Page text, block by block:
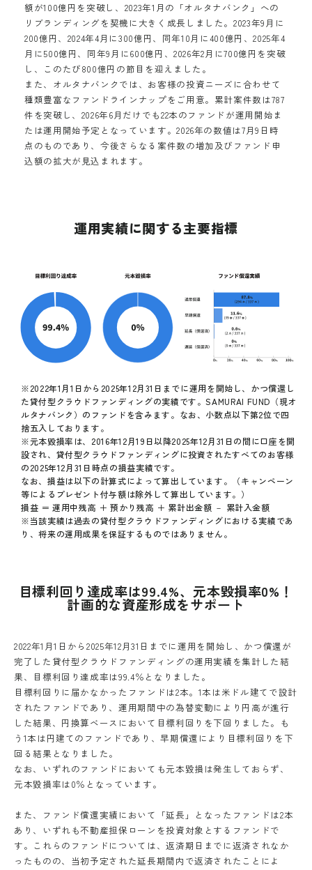
額が100億円を突破し、2023年1月の「オルタナバンク」への
リブランディングを契機に大きく成長しました。2023年9月に
200億円、2024年4月に300億円、同年10月に400億円、2025年4
月に500億円、同年9月に600億円、2026年2月に700億円を突破
し、このたび800億円の節目を迎えました。
また、オルタナバンクでは、お客様の投資ニーズに合わせて
種類豊富なファンドラインナップをご用意。累計案件数は787
件を突破し、2026年6月だけでも22本のファンドが運用開始ま
たは運用開始予定となっています。2026年の数値は7月9日時
点のものであり、今後さらなる案件数の増加及びファンド申
込額の拡大が見込まれます。
運用実績に関する主要指標
※2022年1月1日から2025年12月31日までに運用を開始し、かつ償還し
た貸付型クラウドファンディングの実績です。SAMURAI FUND（現オ
ルタナバンク）のファンドを含みます。なお、小数点以下第2位で四
捨五入しております。
※元本毀損率は、2016年12月19日以降2025年12月31日の間に口座を開
設され、貸付型クラウドファンディングに投資されたすべてのお客様
の2025年12月31日時点の損益実績です。
なお、損益は以下の計算式によって算出しています。（キャンペーン
等によるプレゼント付与額は除外して算出しています。）
損益 ＝ 運用中残高 ＋ 預かり残高 ＋ 累計出金額 － 累計入金額
※当該実績は過去の貸付型クラウドファンディングにおける実績であ
り、将来の運用成果を保証するものではありません。
目標利回り達成率は99.4%、元本毀損率0%！
計画的な資産形成をサポート
2022年1月1日から2025年12月31日までに運用を開始し、かつ償還が
完了した貸付型クラウドファンディングの運用実績を集計した結
果、目標利回り達成率は99.4％となりました。
目標利回りに届かなかったファンドは2本。1本は米ドル建てで設計
されたファンドであり、運用期間中の為替変動により円高が進行
した結果、円換算ベースにおいて目標利回りを下回りました。も
う1本は円建てのファンドであり、早期償還により目標利回りを下
回る結果となりました。
なお、いずれのファンドにおいても元本毀損は発生しておらず、
元本毀損率は0％となっています。
また、ファンド償還実績において「延長」となったファンドは2本
あり、いずれも不動産担保ローンを投資対象とするファンドで
す。これらのファンドについては、返済期日までに返済されなか
ったものの、当初予定された延長期間内で返済されたことによ